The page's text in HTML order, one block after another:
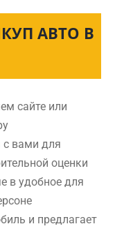
АВТО В
сайте или
с вами для
оценки
в удобное для
и предлагает